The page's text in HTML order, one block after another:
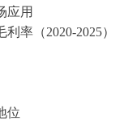
应用
率（2020-2025）
位